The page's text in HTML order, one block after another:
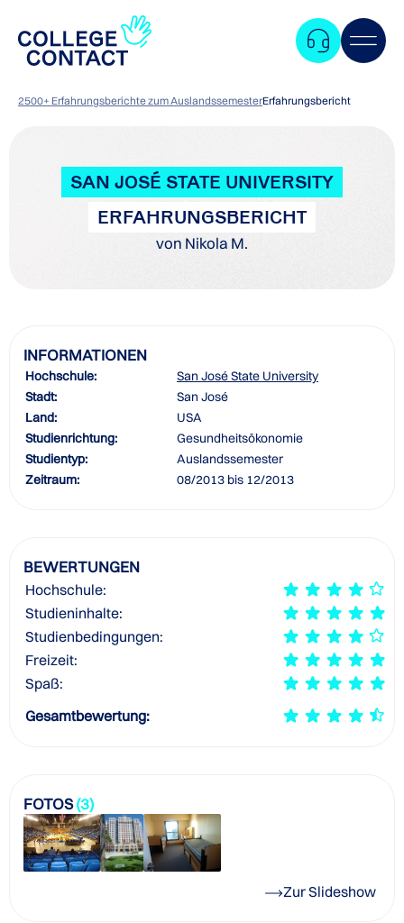
2500+ Erfahrungsberichte zum AuslandssemesterErfahrungsbericht
SAN JOSÉ STATE UNIVERSITY
ERFAHRUNGSBERICHT
von Nikola M.
INFORMATIONEN
Hochschule:
San José State University
Stadt:
San José
Land:
USA
Studienrichtung:
Gesundheitsökonomie
Studientyp:
Auslandssemester
Zeitraum:
08/2013 bis 12/2013
BEWERTUNGEN
Hochschule:
Studieninhalte:
Studienbedingungen:
Freizeit:
Spaß:
Gesamtbewertung:
FOTOS(3)
Zur Slideshow